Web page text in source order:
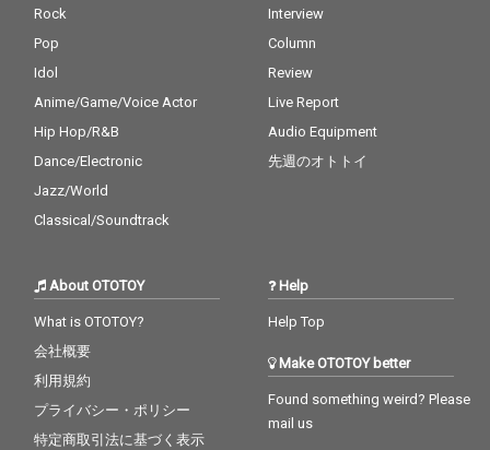
Rock
Pop
Idol
Anime/Game/Voice Actor
Hip Hop/R&B
Dance/Electronic
Jazz/World
Classical/Soundtrack
Interview
Column
Review
Live Report
Audio Equipment
先週のオトトイ
About OTOTOY
What is OTOTOY?
会社概要
利用規約
プライバシー・ポリシー
特定商取引法に基づく表示
Help
Help Top
Make OTOTOY better
Found something weird? Please
mail us